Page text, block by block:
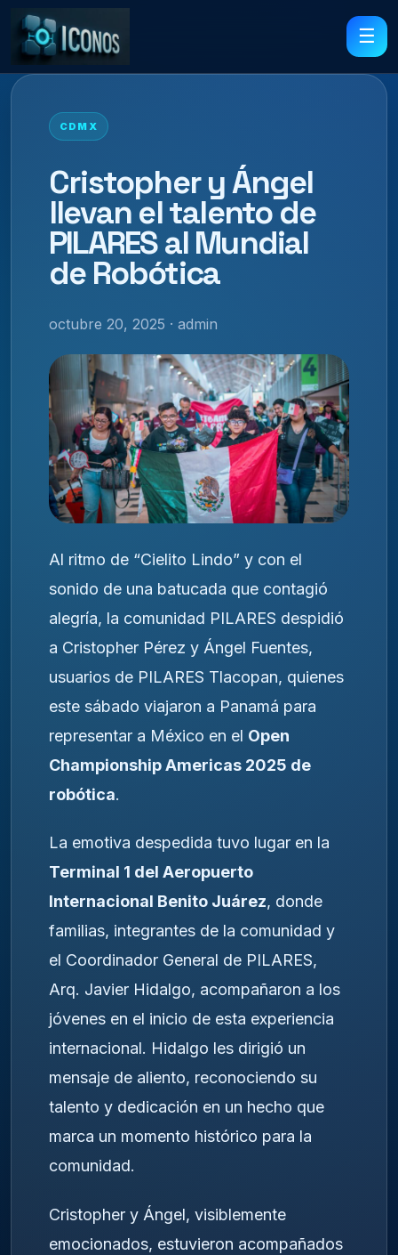
☰
CDMX
Cristopher y Ángel
llevan el talento de
PILARES al Mundial
de Robótica
octubre 20, 2025 · admin
Al ritmo de “Cielito Lindo” y con el
sonido de una batucada que contagió
alegría, la comunidad PILARES despidió
a Cristopher Pérez y Ángel Fuentes,
usuarios de PILARES Tlacopan, quienes
este sábado viajaron a Panamá para
representar a México en el Open
Championship Americas 2025 de
robótica.
La emotiva despedida tuvo lugar en la
Terminal 1 del Aeropuerto
Internacional Benito Juárez, donde
familias, integrantes de la comunidad y
el Coordinador General de PILARES,
Arq. Javier Hidalgo, acompañaron a los
jóvenes en el inicio de esta experiencia
internacional. Hidalgo les dirigió un
mensaje de aliento, reconociendo su
talento y dedicación en un hecho que
marca un momento histórico para la
comunidad.
Cristopher y Ángel, visiblemente
emocionados, estuvieron acompañados